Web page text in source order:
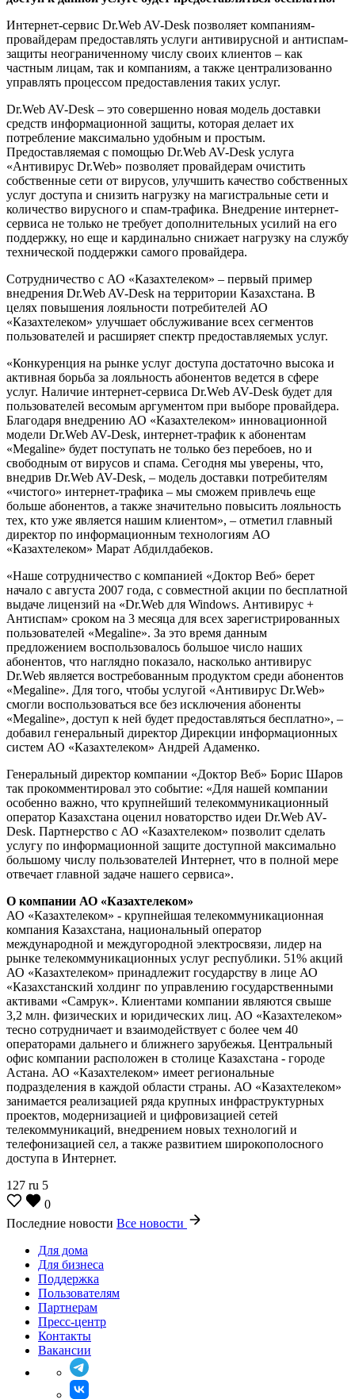
Интернет-сервис Dr.Web AV-Desk позволяет компаниям-
провайдерам предоставлять услуги антивирусной и антиспам-
защиты неограниченному числу своих клиентов – как
частным лицам, так и компаниям, а также централизованно
управлять процессом предоставления таких услуг.
Dr.Web AV-Desk – это совершенно новая модель доставки
средств информационной защиты, которая делает их
потребление максимально удобным и простым.
Предоставляемая с помощью Dr.Web AV-Desk услуга
«Антивирус Dr.Web» позволяет провайдерам очистить
собственные сети от вирусов, улучшить качество собственных
услуг доступа и снизить нагрузку на магистральные сети и
количество вирусного и спам-трафика. Внедрение интернет-
сервиса не только не требует дополнительных усилий на его
поддержку, но еще и кардинально снижает нагрузку на службу
технической поддержки самого провайдера.
Сотрудничество с АО «Казахтелеком» – первый пример
внедрения Dr.Web AV-Desk на территории Казахстана. В
целях повышения лояльности потребителей АО
«Казахтелеком» улучшает обслуживание всех сегментов
пользователей и расширяет спектр предоставляемых услуг.
«Конкуренция на рынке услуг доступа достаточно высока и
активная борьба за лояльность абонентов ведется в сфере
услуг. Наличие интернет-сервиса Dr.Web AV-Desk будет для
пользователей весомым аргументом при выборе провайдера.
Благодаря внедрению АО «Казахтелеком» инновационной
модели Dr.Web AV-Desk, интернет-трафик к абонентам
«Megaline» будет поступать не только без перебоев, но и
свободным от вирусов и спама. Сегодня мы уверены, что,
внедрив Dr.Web AV-Desk, – модель доставки потребителям
«чистого» интернет-трафика – мы сможем привлечь еще
больше абонентов, а также значительно повысить лояльность
тех, кто уже является нашим клиентом», – отметил главный
директор по информационным технологиям АО
«Казахтелеком» Марат Абдилдабеков.
«Наше сотрудничество с компанией «Доктор Веб» берет
начало с августа 2007 года, с совместной акции по бесплатной
выдаче лицензий на «Dr.Web для Windows. Антивирус +
Антиспам» сроком на 3 месяца для всех зарегистрированных
пользователей «Megaline». За это время данным
предложением воспользовалось большое число наших
абонентов, что наглядно показало, насколько антивирус
Dr.Web является востребованным продуктом среди абонентов
«Megaline». Для того, чтобы услугой «Антивирус Dr.Web»
смогли воспользоваться все без исключения абоненты
«Megaline», доступ к ней будет предоставляться бесплатно», –
добавил генеральный директор Дирекции информационных
систем АО «Казахтелеком» Андрей Адаменко.
Генеральный директор компании «Доктор Веб» Борис Шаров
так прокомментировал это событие: «Для нашей компании
особенно важно, что крупнейший телекоммуникационный
оператор Казахстана оценил новаторство идеи Dr.Web AV-
Desk. Партнерство с АО «Казахтелеком» позволит сделать
услугу по информационной защите доступной максимально
большому числу пользователей Интернет, что в полной мере
отвечает главной задаче нашего сервиса».
О компании АО «Казахтелеком»
АО «Казахтелеком» - крупнейшая телекоммуникационная
компания Казахстана, национальный оператор
международной и междугородной электросвязи, лидер на
рынке телекоммуникационных услуг республики. 51% акций
АО «Казахтелеком» принадлежит государству в лице АО
«Казахстанский холдинг по управлению государственными
активами «Самрук». Клиентами компании являются свыше
3,2 млн. физических и юридических лиц. АО «Казахтелеком»
тесно сотрудничает и взаимодействует с более чем 40
операторами дальнего и ближнего зарубежья. Центральный
офис компании расположен в столице Казахстана - городе
Астана. АО «Казахтелеком» имеет региональные
подразделения в каждой области страны. АО «Казахтелеком»
занимается реализацией ряда крупных инфраструктурных
проектов, модернизацией и цифровизацией сетей
телекоммуникаций, внедрением новых технологий и
телефонизацией сел, а также развитием широкополосного
доступа в Интернет.
127 ru 5
0
Последние новости Все новости
Для дома
Для бизнеса
Поддержка
Пользователям
Партнерам
Пресс-центр
Контакты
Вакансии